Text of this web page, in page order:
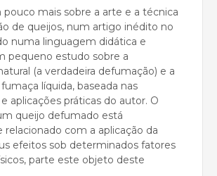
pouco mais sobre a arte e a técnica
de queijos, num artigo inédito no
numa linguagem didática e
pequeno estudo sobre a
(a verdadeira defumação) e a
líquida, baseada nas
aplicações práticas do autor. O
queijo defumado está
com a aplicação da
efeitos sob determinados fatores
parte este objeto deste